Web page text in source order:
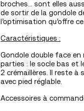
broches… sont elles
de sortir de la gondole
l’optimisation qu’offre
Caractéristiques :
Gondole double face en
parties : le socle bas et
2 crémaillères. Il reste à
avec pied réglable.
Accessoires à